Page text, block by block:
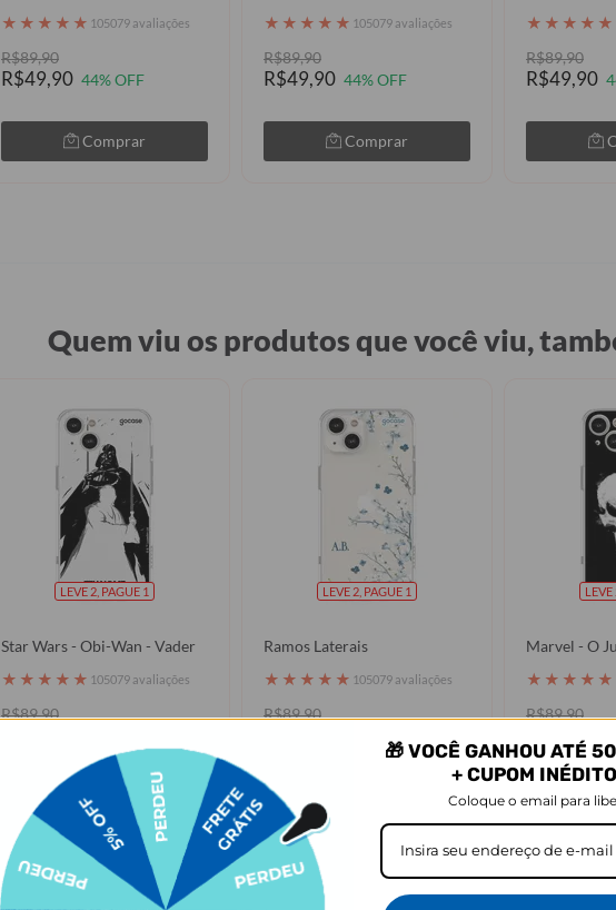
★ ★ ★ ★ ★ 105079 avaliações
R$89,90
R$49,90 44% OFF
Comprar
★ ★ ★ ★ ★ 105079 avaliações
R$89,90
R$49,90 44% OFF
Comprar
★ ★ ★ ★ ★
R$89,90
R$49,90
Quem viu os produtos que você viu,
LEVE 2, PAGUE 1
Star Wars - Obi-Wan - Vader
★ ★ ★ ★ ★ 105079 avaliações
R$89,90
Comprar
LEVE 2, PAGUE 1
Ramos Laterais
★ ★ ★ ★ ★ 105079 avaliações
R$89,90
44% OFF
LEVE
Marvel - O
★ ★ ★ ★ ★
R$89,90
R$49,90
🎁 VOCÊ GANHOU ATÉ
+ CUPOM
Coloque o email para